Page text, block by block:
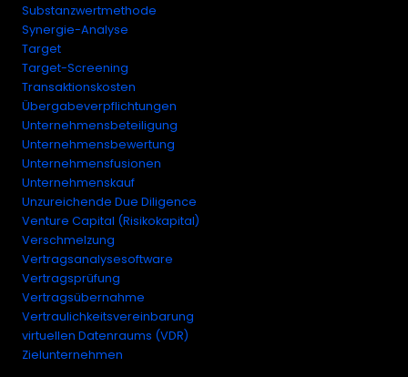
Substanzwertmethode
Synergie-Analyse
Target
Target-Screening
Transaktionskosten
Übergabeverpflichtungen
Unternehmensbeteiligung
Unternehmensbewertung
Unternehmensfusionen
Unternehmenskauf
Unzureichende Due Diligence
Venture Capital (Risikokapital)
Verschmelzung
Vertragsanalysesoftware
Vertragsprüfung
Vertragsübernahme
Vertraulichkeitsvereinbarung
virtuellen Datenraums (VDR)
Zielunternehmen